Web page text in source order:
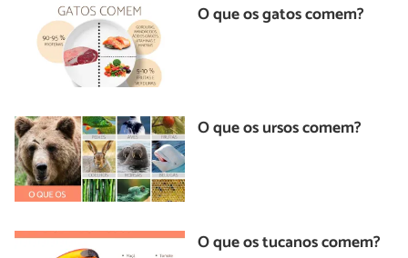
O que os gatos comem?
O que os ursos comem?
O que os tucanos comem?